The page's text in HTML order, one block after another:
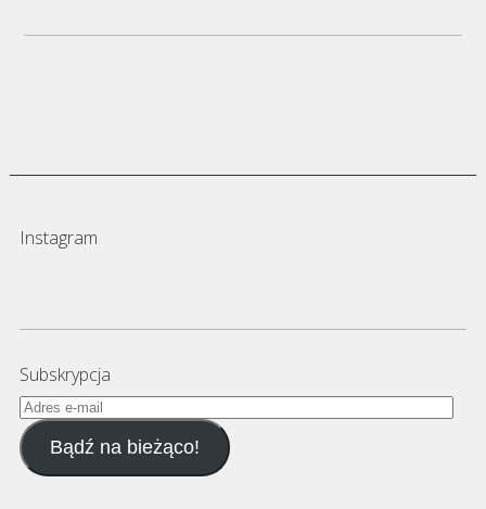
Instagram
Subskrypcja
Adres
e-
mailBądź na bieżąco!